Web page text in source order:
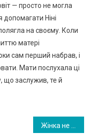
— просто не могла
допомагати Ніні
на своєму. Коли
матері
сам перший набрав, і
Мати послухала ці
що заслужив, те й